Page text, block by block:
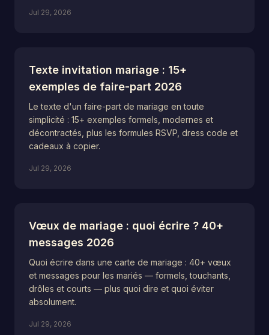
Jul 29, 2026
Texte invitation mariage : 15+
exemples de faire-part 2026
Le texte d'un faire-part de mariage en toute
simplicité : 15+ exemples formels, modernes et
décontractés, plus les formules RSVP, dress code et
cadeaux à copier.
Jul 29, 2026
Vœux de mariage : quoi écrire ? 40+
messages 2026
Quoi écrire dans une carte de mariage : 40+ vœux
et messages pour les mariés — formels, touchants,
drôles et courts — plus quoi dire et quoi éviter
absolument.
Jul 29, 2026